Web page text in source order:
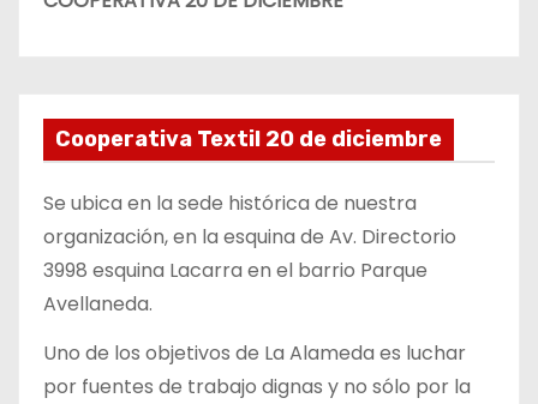
Cooperativa Textil 20 de diciembre
Se ubica en la sede histórica de nuestra
organización, en la esquina de Av. Directorio
3998 esquina Lacarra en el barrio Parque
Avellaneda.
Uno de los objetivos de La Alameda es luchar
por fuentes de trabajo dignas y no sólo por la